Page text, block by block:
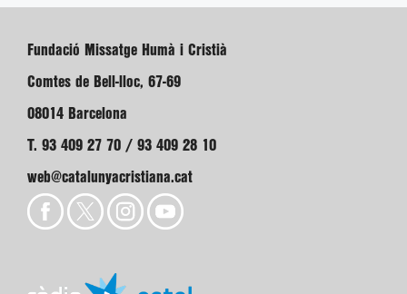
Fundació Missatge Humà i Cristià
Comtes de Bell-lloc, 67-69
08014 Barcelona
T. 93 409 27 70 / 93 409 28 10
web@catalunyacristiana.cat